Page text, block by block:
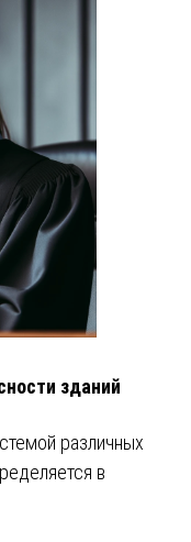
зданий
различных
в